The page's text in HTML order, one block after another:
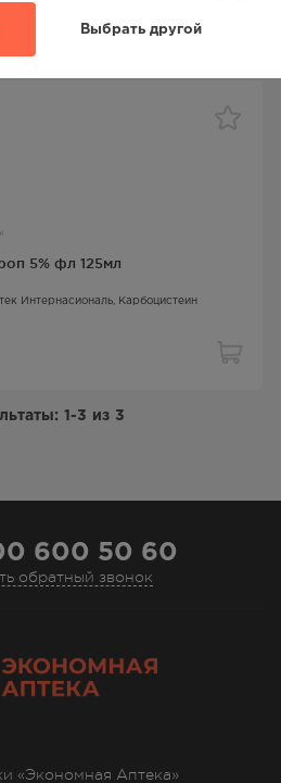
Выбрать другой
5% фл 125мл
Интернасиональ, Карбоцистеин
1-3 из 3
600 50 60
обратный звонок
«Экономная Аптека»